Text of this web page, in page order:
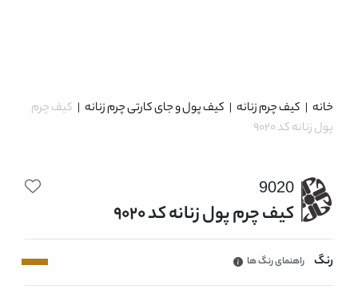
خانه | کیف چرم زنانه| کیف پول و جای کارتی چرم زنانه| کیف چرم
پول زنانه کد 9020
9020
کیف چرم پول زنانه کد 9020
رنگ راهنمای رنگ ها